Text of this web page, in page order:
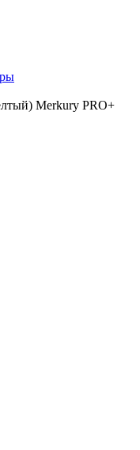
Merkury PRO+